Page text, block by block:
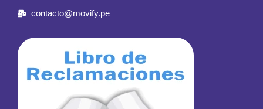
contacto@movify.pe